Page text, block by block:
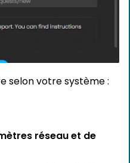
selon votre système :
réseau et de